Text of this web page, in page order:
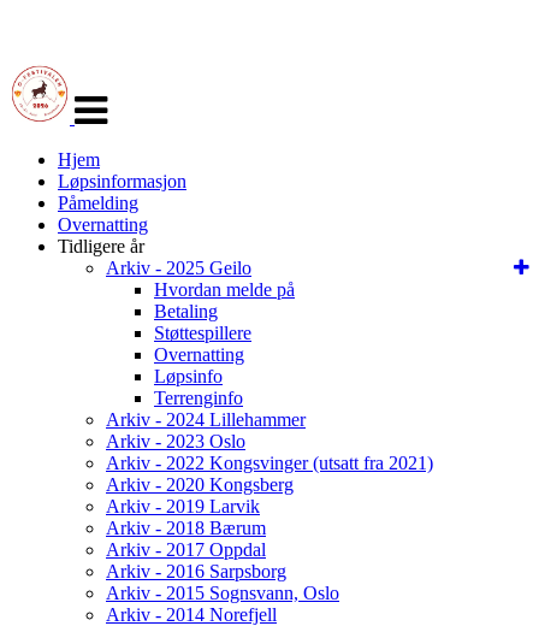
navigasjon
Hjem
Løpsinformasjon
Påmelding
Overnatting
Tidligere år
Arkiv - 2025 Geilo
Hvordan melde på
Betaling
Støttespillere
Overnatting
Løpsinfo
Terrenginfo
Arkiv - 2024 Lillehammer
Arkiv - 2023 Oslo
Arkiv - 2022 Kongsvinger (utsatt fra 2021)
Arkiv - 2020 Kongsberg
Arkiv - 2019 Larvik
Arkiv - 2018 Bærum
Arkiv - 2017 Oppdal
Arkiv - 2016 Sarpsborg
Arkiv - 2015 Sognsvann, Oslo
Arkiv - 2014 Norefjell